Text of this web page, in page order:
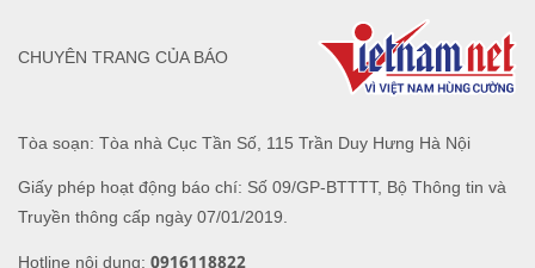
Tòa soạn: Tòa nhà Cục Tần Số, 115 Trần Duy Hưng Hà Nội
Giấy phép hoạt động báo chí: Số 09/GP-BTTTT, Bộ Thông tin và
Truyền thông cấp ngày 07/01/2019.
Hotline nội dung: 0916118822
CHUYÊN TRANG CỦA BÁO